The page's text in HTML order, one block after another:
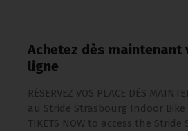
Achetez dès maintenant
ligne
RÉSERVEZ VOS PLACE DÈS
au Stride Strasbourg Indoor Bike
TIKETS NOW to access the